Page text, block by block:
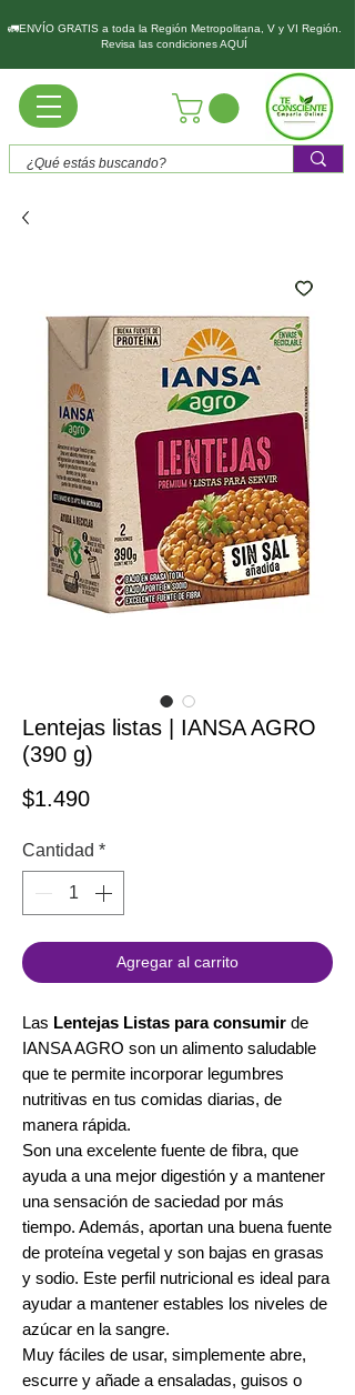
🚛ENVÍO GRATIS a toda la Región Metropolitana, V y VI Región.
Revisa las condiciones AQUÍ
Lentejas listas | IANSA AGRO
(390 g)
$1.490Precio
Cantidad *
Agregar al carrito
Las Lentejas Listas para consumir de
IANSA AGRO son un alimento saludable
que te permite incorporar legumbres
nutritivas en tus comidas diarias, de
manera rápida.
Son una excelente fuente de fibra, que
ayuda a una mejor digestión y a mantener
una sensación de saciedad por más
tiempo. Además, aportan una buena fuente
de proteína vegetal y son bajas en grasas
y sodio. Este perfil nutricional es ideal para
ayudar a mantener estables los niveles de
azúcar en la sangre.
Muy fáciles de usar, simplemente abre,
escurre y añade a ensaladas, guisos o